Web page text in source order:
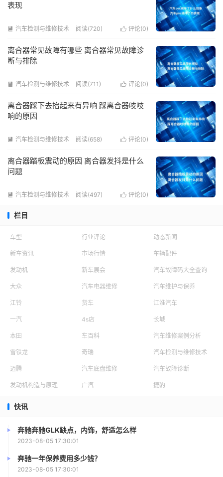
表现
 汽车检测与维修技术 阅读(720)  评论(0)
离合器常见故障有哪些 离合器常见故障诊
断与排除
 汽车检测与维修技术 阅读(711)  评论(0)
离合器踩下去抬起来有异响 踩离合器吱吱
响的原因
 汽车检测与维修技术 阅读(658)  评论(0)
离合器踏板震动的原因 离合器发抖是什么
问题
 汽车检测与维修技术 阅读(497)  评论(0)
栏目
车型 行业评论 动态新闻
新车资讯 市场行情 车辆配件
发动机 新车展会 汽车故障码大全查询
大众 汽车电器维修 汽车维护与保养
江铃 货车 江淮汽车
一汽 4s店 长城
本田 车百科 汽车维修案例分析
雪铁龙 奇瑞 汽车检测与维修技术
迈腾 汽车底盘维修 汽车故障诊断
发动机构造与原理 广汽 捷豹
快讯
奔驰奔驰GLK缺点，内饰，舒适怎么样
2023-08-05 17:30:01
奔驰一年保养费用多少钱？
2023-08-05 17:30:01